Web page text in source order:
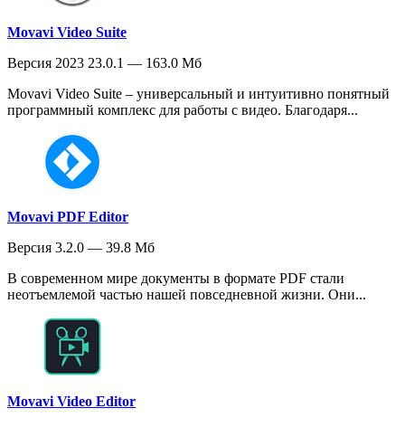
Movavi Video Suite
Версия 2023 23.0.1 — 163.0 Мб
Movavi Video Suite – универсальный и интуитивно понятный
программный комплекс для работы с видео. Благодаря...
Movavi PDF Editor
Версия 3.2.0 — 39.8 Мб
В современном мире документы в формате PDF стали
неотъемлемой частью нашей повседневной жизни. Они...
Movavi Video Editor